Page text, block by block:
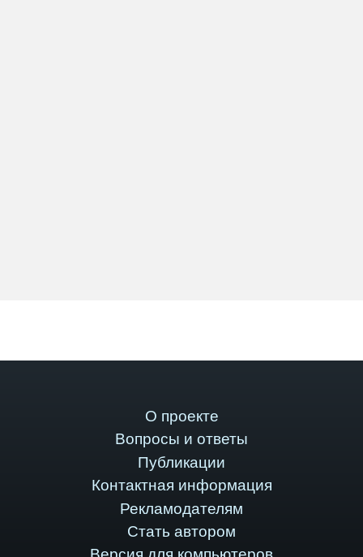
О проекте
Вопросы и ответы
Публикации
Контактная информация
Рекламодателям
Стать автором